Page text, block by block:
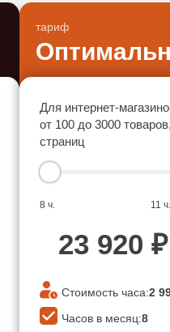
тариф
Для интернет-
от 100 до 3000
страниц
8 ч. 11 ч.
23 920
Стоимость часа:2
Часов в месяц:8